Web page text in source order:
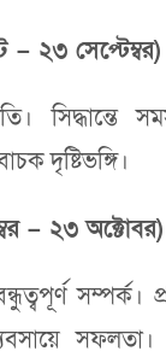
২৩ সেপ্টেম্বর)
সিদ্ধান্তে
দৃষ্টিভঙ্গি।
– ২৩ অক্টোবর)
সম্পর্ক।